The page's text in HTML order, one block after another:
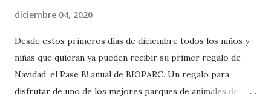
diciembre 04, 2020
Desde estos primeros días de diciembre todos los niños y
niñas que quieran ya pueden recibir su primer regalo de
Navidad, el Pase B! anual de BIOPARC. Un regalo para
disfrutar de uno de los mejores parques de animales del